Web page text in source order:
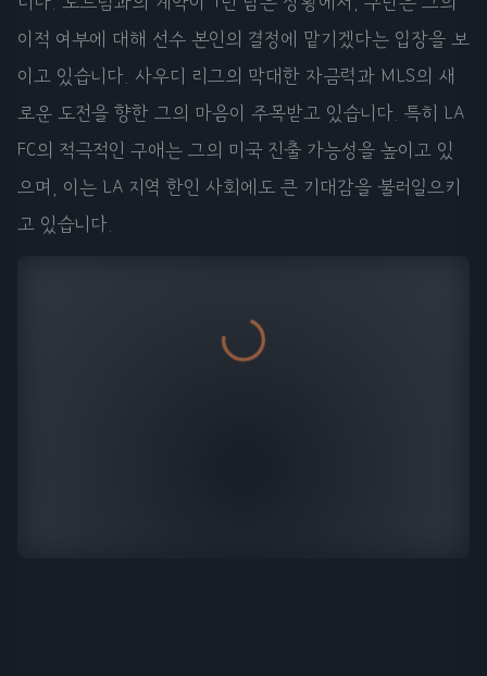
이적 여부에 대해 선수 본인의 결정에 맡기겠다는 입장을 보
이고 있습니다. 사우디 리그의 막대한 자금력과 MLS의 새
로운 도전을 향한 그의 마음이 주목받고 있습니다. 특히 LA
FC의 적극적인 구애는 그의 미국 진출 가능성을 높이고 있
으며, 이는 LA 지역 한인 사회에도 큰 기대감을 불러일으키
고 있습니다.